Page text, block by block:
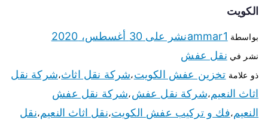
الكويت
بواسطة ammar1نشر على 30 أغسطس، 2020
نشر في نقل عفش
ذو علامة تخزين عفش الكويت،شركة نقل اثاث،شركة نقل
اثاث النعيم،شركة نقل عفش،شركة نقل عفش
النعيم،فك و تركيب عفش الكويت،نقل اثاث النعيم،نقل